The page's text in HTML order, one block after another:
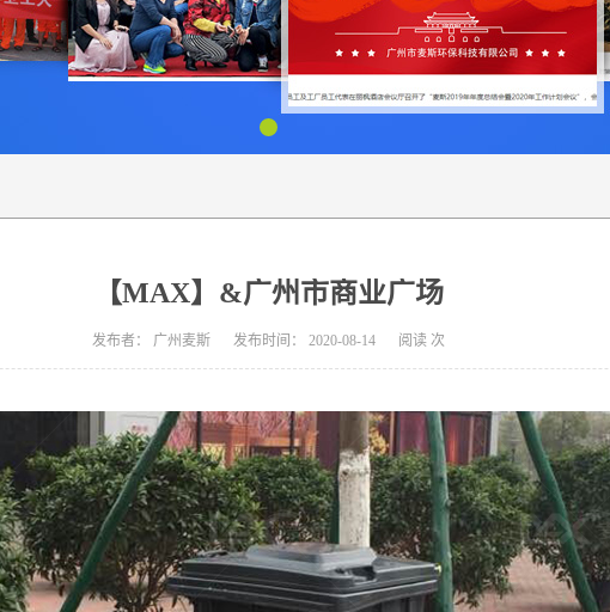
【MAX】&广州市商业广场
发布者： 广州麦斯 发布时间： 2020-08-14 阅读 次